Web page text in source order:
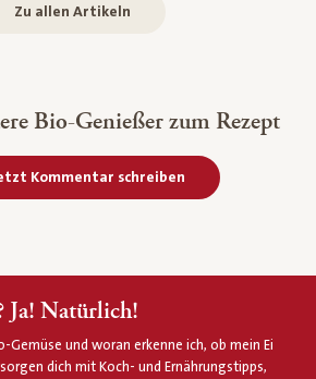
Zu allen Artikeln
Bio-Genießer zum Rezept
Kommentar schreiben
Ja! Natürlich!
Gemüse und woran erkenne ich, ob mein Ei
dich mit Koch- und Ernährungstipps,